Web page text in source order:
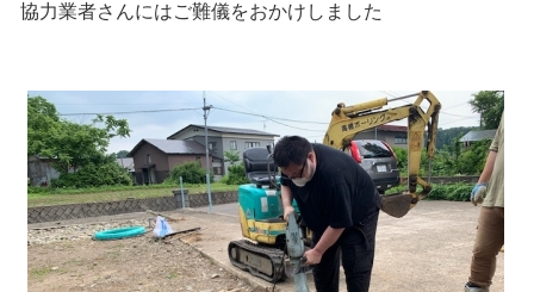
協力業者さんにはご難儀をおかけしました